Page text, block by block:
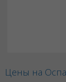
Цены на